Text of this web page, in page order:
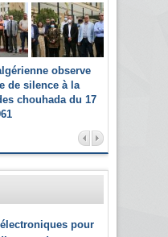
observe
de silence à la
chouhada du 17
pour